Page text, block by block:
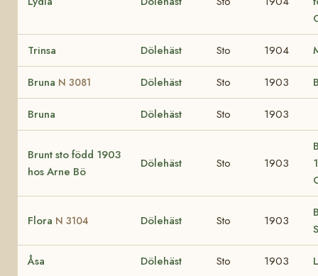
Trinsa Dölehäst Sto 1904
Bruna N 3081 Dölehäst Sto 1903
Bruna Dölehäst Sto 1903
Brunt sto född 1903
hos Arne Bö
Dölehäst Sto 1903
Flora N 3104 Dölehäst Sto 1903
Åsa Dölehäst Sto 1903